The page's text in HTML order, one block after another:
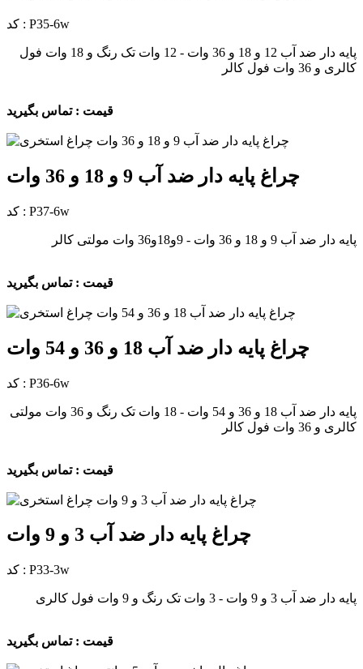
کد : P35-6w
پایه دار ضد آب 12 و 18 و 36 وات - 12 وات تک رنگ و 18 وات فول
کالری و 36 وات فول کالر
قیمت : تماس بگیرید
چراغ پایه دار ضد آب 9 و 18 و 36 وات
کد : P37-6w
پایه دار ضد آب 9 و 18 و 36 وات - 9و18و36 وات مولتی کالر
قیمت : تماس بگیرید
چراغ پایه دار ضد آب 18 و 36 و 54 وات
کد : P36-6w
پایه دار ضد آب 18 و 36 و 54 وات - 18 وات تک رنگ و 36 وات مولتی
کالری و 36 وات فول کالر
قیمت : تماس بگیرید
چراغ پایه دار ضد آب 3 و 9 وات
کد : P33-3w
پایه دار ضد آب 3 و 9 وات - 3 وات تک رنگ و 9 وات فول کالری
قیمت : تماس بگیرید